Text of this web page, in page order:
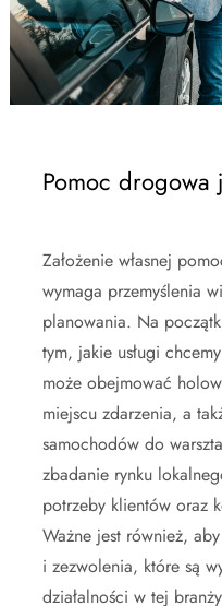
Pomoc drogowa
Założenie własnej
wymaga przemyślenia
planowania. Na
tym, jakie usługi
może obejmować
miejscu zdarzenia, a
samochodów do
zbadanie rynku
potrzeby klientów oraz
Ważne jest również,
i zezwolenia, które są
działalności w tej